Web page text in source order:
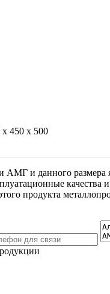
450 х 500
АМГ и данного размера
продукта